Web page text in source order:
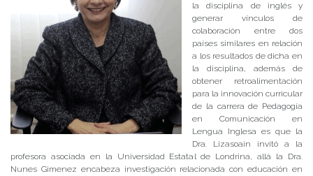
la disciplina de inglés y
generar vínculos de
colaboración entre dos
países similares en relación
a los resultados de dicha en
la disciplina, además de
obtener retroalimentación
para la innovación curricular
de la carrera de Pedagogía
en Comunicación en
Lengua Inglesa es que la
Dra. Lizasoain invitó a la
profesora asociada en la Universidad Estatal de Londrina, allá la Dra.
Nunes Gimenez encabeza investigación relacionada con educación en